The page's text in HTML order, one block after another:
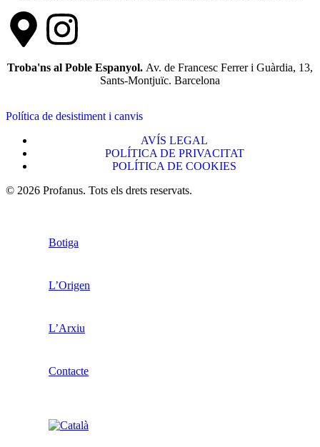
Troba'ns al Poble Espanyol. Av. de Francesc Ferrer i Guàrdia, 13,
Sants-Montjuïc. Barcelona
Política de desistiment i canvis
AVÍS LEGAL
POLÍTICA DE PRIVACITAT
POLÍTICA DE COOKIES
© 2026 Profanus. Tots els drets reservats.
Botiga
L’Origen
L’Arxiu
Contacte